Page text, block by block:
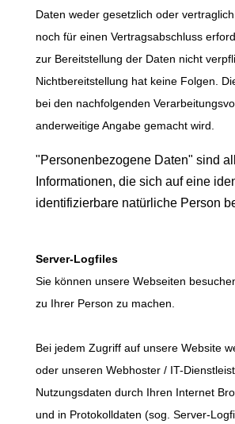
Daten weder gesetzlich oder
noch für einen Vertragsabschluss
zur Bereitstellung der Daten nicht
Nichtbereitstellung hat keine Folgen.
bei den nachfolgenden
anderweitige Angabe gemacht wird.
"Personenbezogene Daten" sind
Informationen, die sich auf eine
identifizierbare natürliche Person
Server-Logfiles
Sie können unsere Webseiten
zu Ihrer Person zu machen.
Bei jedem Zugriff auf unsere Website
oder unseren Webhoster / IT-
Nutzungsdaten durch Ihren Internet
und in Protokolldaten (sog. Server-